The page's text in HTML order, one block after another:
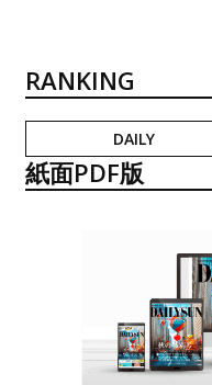
RANKING
DAILY
紙面PDF版